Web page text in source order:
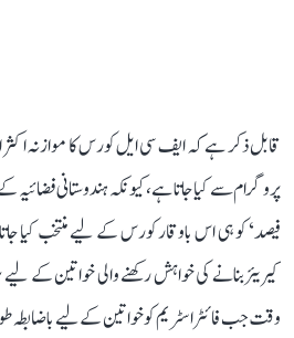
قابل ذکر ہے کہ ایف سی ایل کورس کا موازنہ
پروگرام سے کیا جاتا ہے، کیونکہ ہندوستانی
فیصد‘ کو ہی اس باوقار کورس کے لیے منتخب کیا
کیریئر بنانے کی خواہش رکھنے والی خواتین
وقت جب فائٹر اسٹریم کو خواتین کے لیے باضابطہ